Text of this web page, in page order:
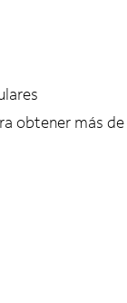
obtener más de